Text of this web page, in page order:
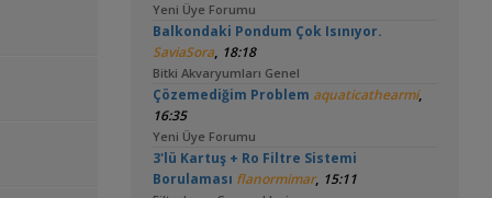
Yeni Üye Forumu
Balkondaki Pondum Çok Isınıyor.
SaviaSora, 18:18
Bitki Akvaryumları Genel
Çözemediğim Problem aquaticathearmi,
16:35
Yeni Üye Forumu
3'lü Kartuş + Ro Filtre Sistemi
Borulaması flanormimar, 15:11